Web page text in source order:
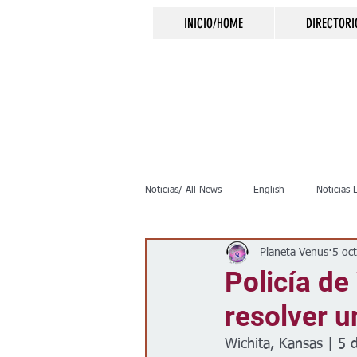
INICIO/HOME
Noticias/ All News English Noticias
Inmigración Crimen Negocios
Clima Vivienda
Policía
resolver
Planeta Venus 5
Wichita, Kansas | 5